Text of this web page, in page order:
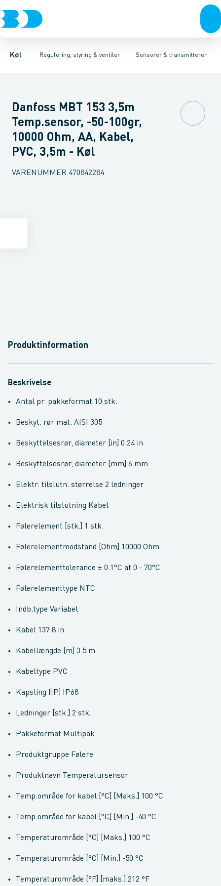
Køl Regulering, styring & ventiler
KompressorerKondenseringsaggregaterFordampere
Sensorer & transmitterer
Pressostater & termostaterSensorer & transmitterer
Temperaturfølere Tryktransmitterer Testventiler
Danfoss MBT 153 3,5m
Temp.sensor, -50-100gr,
10000 Ohm, AA, Kabel,
PVC, 3,5m - Køl
VARENUMMER 470842284
Produktinformation
Beskrivelse
Antal pr. pakkeformat 10 stk.
Beskyt. rør mat. AISI 305
Beskyttelsesrør, diameter [in] 0.24 in
Beskyttelsesrør, diameter [mm] 6 mm
Elektr. tilslutn. størrelse 2 ledninger
Elektrisk tilslutning Kabel
Følerelement [stk.] 1 stk.
Følerelementmodstand [Ohm] 10000 Ohm
Følerelementtolerance ± 0.1°C at 0 - 70°C
Følerelementtype NTC
Indb.type Variabel
Kabel 137.8 in
Kabellængde [m] 3.5 m
Kabeltype PVC
Kapsling (IP) IP68
Ledninger [stk.] 2 stk.
Pakkeformat Multipak
Produktgruppe Følere
Produktnavn Temperatursensor
Temp.område for kabel [°C] [Maks.] 100 °C
Temp.område for kabel [°C] [Min.] -40 °C
Temperaturområde [°C] [Maks.] 100 °C
Temperaturområde [°C] [Min.] -50 °C
Temperaturområde [°F] [maks.] 212 °F